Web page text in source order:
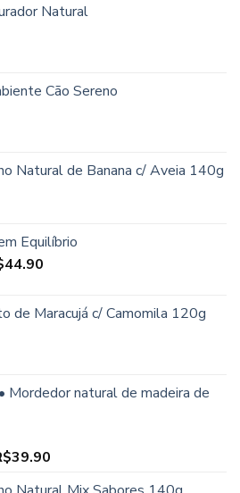
atual
Natural
Cão Sereno
Natural de Banana c/ Aveia 140g
Equilíbrio
44.90O
é:
de Maracujá c/ Camomila 120g
Mordedor natural de madeira de
39.90